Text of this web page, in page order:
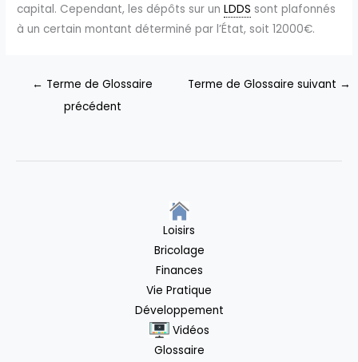
capital. Cependant, les dépôts sur unLDDS sont plafonnés
à un certain montant déterminé par l’État, soit 12000€.
← Terme de Glossaire
précédent
Terme de Glossaire suivant →
Loisirs
Bricolage
Finances
Vie Pratique
Développement
Vidéos
Glossaire